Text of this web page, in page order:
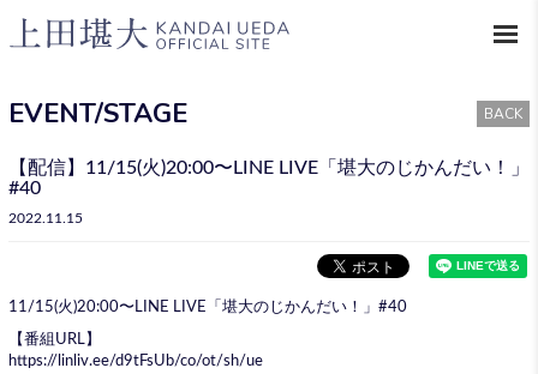
EVENT/STAGE BACK
【配信】11/15(火)20:00〜LINE LIVE「堪大のじかんだい！」
#40
2022.11.15
11/15(火)20:00〜LINE LIVE「堪大のじかんだい！」#40
【番組URL】
https://linliv.ee/d9tFsUb/co/ot/sh/ue